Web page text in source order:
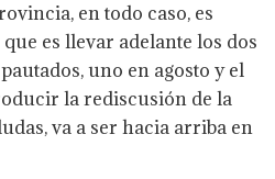
en todo caso, es
es llevar adelante los dos
uno en agosto y el
la rediscusión de la
va a ser hacia arriba en